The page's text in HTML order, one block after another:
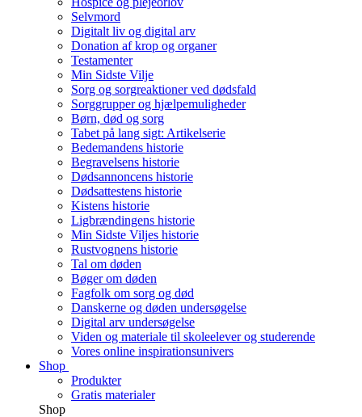
Selvmord
Digitalt liv og digital arv
Donation af krop og organer
Testamenter
Min Sidste Vilje
Sorg og sorgreaktioner ved dødsfald
Sorggrupper og hjælpemuligheder
Børn, død og sorg
Tabet på lang sigt: Artikelserie
Bedemandens historie
Begravelsens historie
Dødsannoncens historie
Dødsattestens historie
Kistens historie
Ligbrændingens historie
Min Sidste Viljes historie
Rustvognens historie
Tal om døden
Bøger om døden
Fagfolk om sorg og død
Danskerne og døden undersøgelse
Digital arv undersøgelse
Viden og materiale til skoleelever og studerende
Vores online inspirationsunivers
Shop
Produkter
Gratis materialer
Shop